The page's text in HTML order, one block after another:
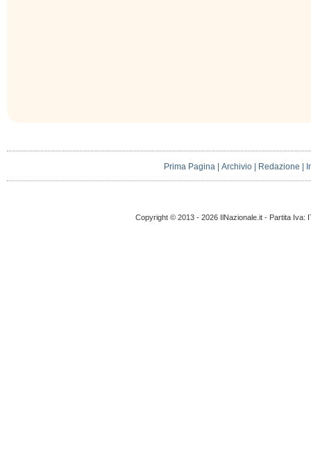
Prima Pagina |Archivio | Redazione |
Copyright © 2013 - 2026 IlNazionale.it - Partita Iva: